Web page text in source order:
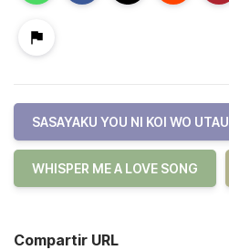
SASAYAKU YOU NI KOI WO UTAU
WHISPER ME A LOVE SONG
Compartir URL